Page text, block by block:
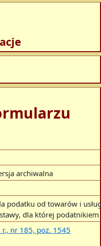
archiwalna
podatku od towarów i
dla której
r., nr 185, poz. 1545